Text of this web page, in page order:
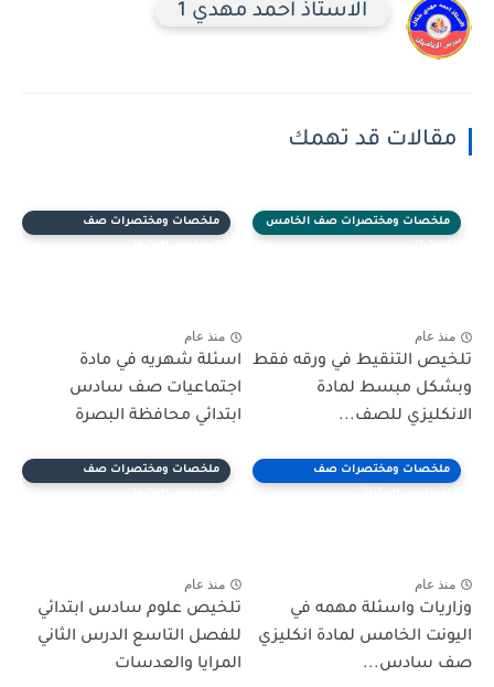
الاستاذ احمد مهدي 1
مقالات قد تهمك
ملخصات ومختصرات صف الخامس
منذ عام
تلخيص التنقيط في ورقه فقط
وبشكل مبسط لمادة
الانكليزي للصف...
ملخصات ومختصرات صف
منذ عام
اسئلة شهريه في مادة
اجتماعيات صف سادس
ابتدائي محافظة البصرة
ملخصات ومختصرات صف
منذ عام
وزاريات واسئلة مهمه في
اليونت الخامس لمادة انكليزي
صف سادس...
ملخصات ومختصرات صف
منذ عام
تلخيص علوم سادس ابتدائي
للفصل التاسع الدرس الثاني
المرايا والعدسات